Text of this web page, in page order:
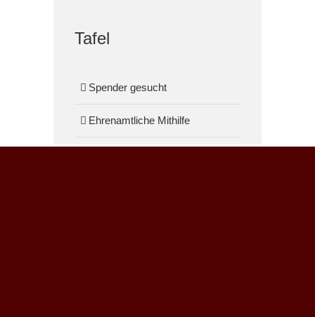
Tafel
Spender gesucht
Ehrenamtliche Mithilfe